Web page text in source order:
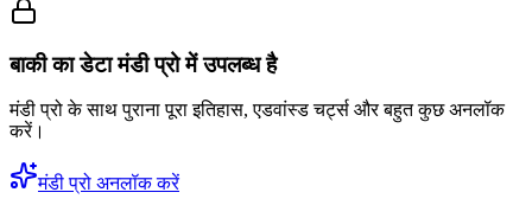
बाकी का डेटा मंडी प्रो में उपलब्ध है
मंडी प्रो के साथ पुराना पूरा इतिहास, एडवांस्ड चर्ट्स और बहुत कुछ अनलॉक
करें।
मंडी प्रो अनलॉक करें